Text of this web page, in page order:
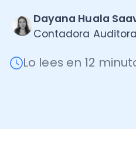
Lo lees en 12 minutos